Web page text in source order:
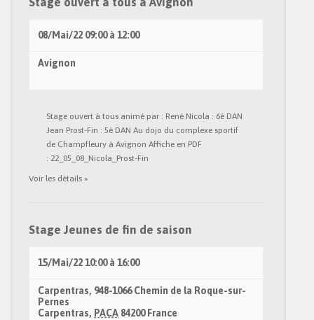
08/Mai/22 09:00à 12:00
Avignon
Stage ouvert à tous animé par : René Nicola : 6è DAN
Jean Prost-Fin : 5è DAN Au dojo du complexe sportif
de Champfleury à Avignon Affiche en PDF
: 22_05_08_Nicola_Prost-Fin
Voir les détails »
Stage Jeunes de fin de saison
15/Mai/2210:00à 16:00
Carpentras, 948-1066 Chemin de la Roque-sur-
Pernes
Carpentras, PACA 84200 France